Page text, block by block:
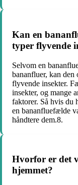
Kan en
typer flyvende
Selvom en
bananfluer, kan
flyvende insekter.
insekter, og mange
faktorer. Så hvis du
en bananfluefælde
håndtere dem.8.
Hvorfor er det
hjemmet?